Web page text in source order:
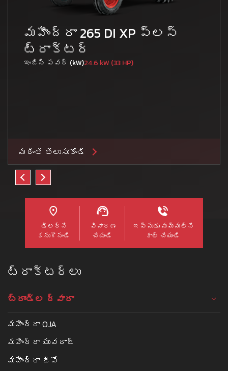
మహీంద్రా 265 DI XP ప్లస్
ట్రాక్టర్
ఇంజిన్ పవర్ (kW)24.6 kW (33 HP)
మరింత తెలుసుకోండి
డీలర్ని
కనుగొనండి
విచారణ
చేయండి
ఇప్పుడు మమ్మల్ని
కాల్ చేయండి
ట్రాక్టర్లు
బ్రాండ్ల ద్వారా
మహీంద్రా OJA
మహీంద్రా యువరాజ్
మహీంద్రా జీవో